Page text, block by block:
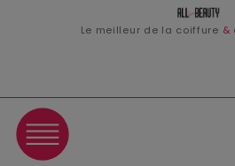
Le meilleur de la coiffure &